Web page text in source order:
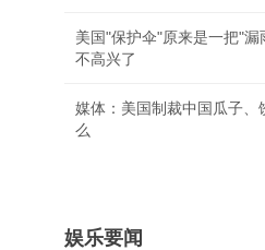
美国"保护伞"原来是一把"
不高兴了
媒体：美国制裁中国瓜子、
么
娱乐要闻